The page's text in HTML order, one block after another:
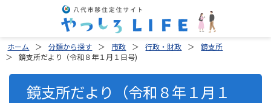
ホーム 分類から探す 市政 行政・財政
鏡支所
鏡支所だより（令和８年１月１日号)
鏡支所だより（令和８年１月１